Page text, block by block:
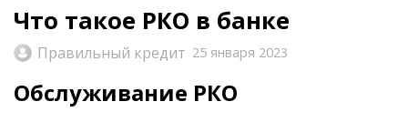
Что такое РКО в банке
Правильный кредит 25 января 2023
Обслуживание РКО